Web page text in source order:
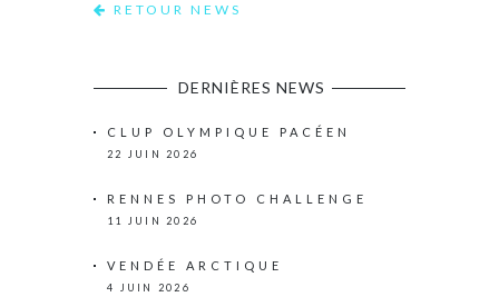
RETOUR NEWS
DERNIÈRES NEWS
CLUP OLYMPIQUE PACÉEN
22 JUIN 2026
RENNES PHOTO CHALLENGE
11 JUIN 2026
VENDÉE ARCTIQUE
4 JUIN 2026